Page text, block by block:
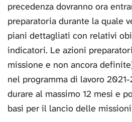
precedenza dovranno ora
preparatoria durante la quale
piani dettagliati con relativi
indicatori. Le azioni
missione e non ancora
nel programma di lavoro
durare al massimo 12 mesi e
basi per il lancio delle